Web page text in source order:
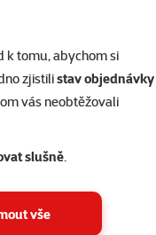
k tomu, abychom si
zjistilistav objednávky
vás neobtěžovali
slušně.
vše
Náplň JUWEL
molitan
Hodnocení